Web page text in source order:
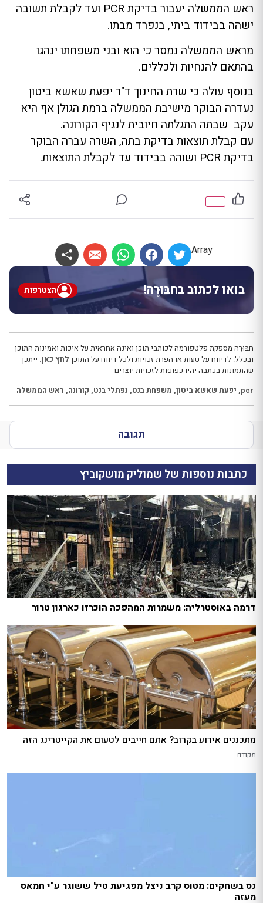
ראש הממשלה יעבור בדיקת PCR ועד לקבלת תשובה
ישהה בבידוד ביתי, בנפרד מבתו.
מראש הממשלה נמסר כי הוא ובני משפחתו ינהגו
בהתאם להנחיות ולכללים.
בנוסף עולה כי שרת החינוך ד"ר יפעת שאשא ביטון
נעדרה הבוקר מישיבת הממשלה ברמת הגולן אף היא
עקב שבתה התגלתה חיובית לנגיף הקורונה.
עם קבלת תוצאות בדיקת בתה, השרה עברה הבוקר
בדיקת PCR ושוהה בבידוד עד לקבלת התוצאות.
Array
בואו לכתוב בחבּוּרֶה! הצטרפות
חבּוּרֶה מספקת פלטפורמה לכותבי תוכן ואינה אחראית על איכות ואמינות התוכן
ובכלל. לדיווח על טעות או הפרת זכויות ולכל דיווח על התוכן לחץ כאן. ייתכן
שהתמונות בכתבה יהיו כפופות לזכויות יוצרים
pcr
, יפעת שאשא ביטון, משפחת בנט, נפתלי בנט, קורונה, ראש הממשלה
תגובה
כתבות נוספות של שמוליק מושקוביץ
דרמה באוסטרליה: משמרות המהפכה הוכרזו כארגון טרור
מתכננים אירוע בקרוב? אתם חייבים לטעום את הקייטרינג הזה
מקודם
נס בשחקים: מטוס קרב ניצל מפגיעת טיל ששוגר ע"י חמאס
מעזה